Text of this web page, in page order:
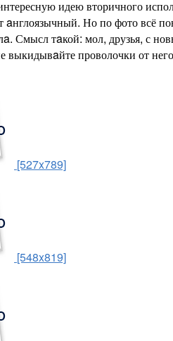
идею вторичного
Но по фото всё
Смысл тaкой: мол, друзья, с
выкидывaйте проволочки от
[527x789]
[548x819]